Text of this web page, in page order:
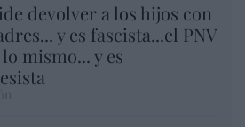
devolver a los hijos con
y es fascista...el PNV
mismo... y es